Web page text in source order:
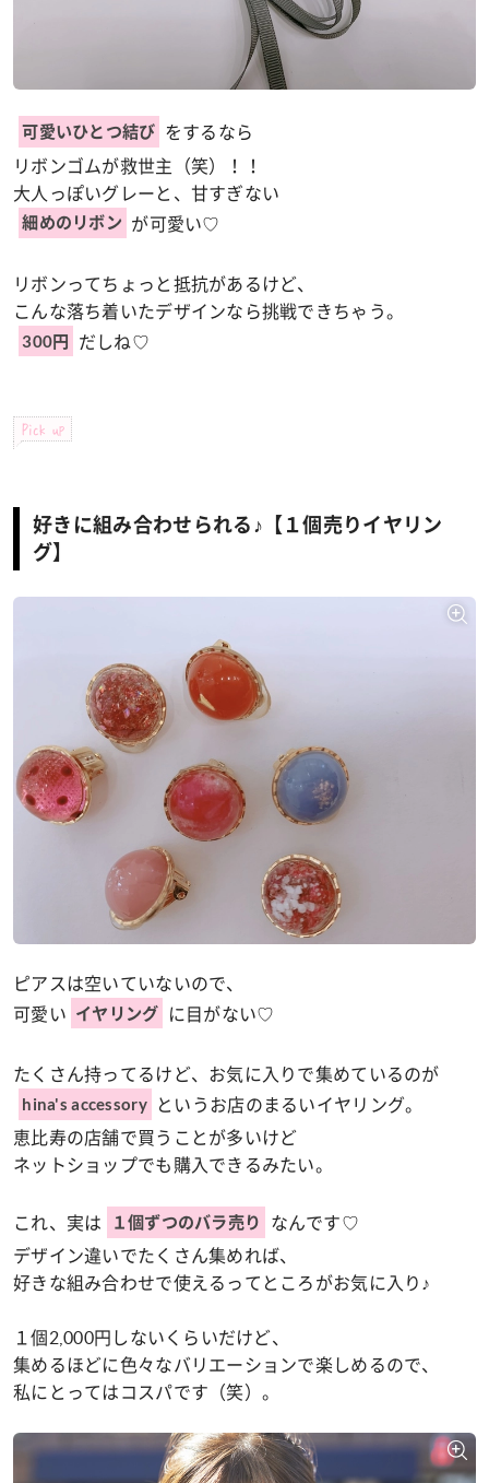
可愛いひとつ結び をするなら
リボンゴムが救世主（笑）！！
大人っぽいグレーと、甘すぎない
細めのリボン が可愛い♡
リボンってちょっと抵抗があるけど、
こんな落ち着いたデザインなら挑戦できちゃう。
300円 だしね♡
Pick up
好きに組み合わせられる♪【１個売りイヤリン
グ】
ピアスは空いていないので、
可愛い イヤリング に目がない♡
たくさん持ってるけど、お気に入りで集めているのが
hina's accessory
というお店のまるいイヤリング。
恵比寿の店舗で買うことが多いけど
ネットショップでも購入できるみたい。
これ、実は １個ずつのバラ売り
なんです♡
デザイン違いでたくさん集めれば、
好きな組み合わせで使えるってところがお気に入り♪
１個2,000円しないくらいだけど、
集めるほどに色々なバリエーションで楽しめるので、
私にとってはコスパです（笑）。